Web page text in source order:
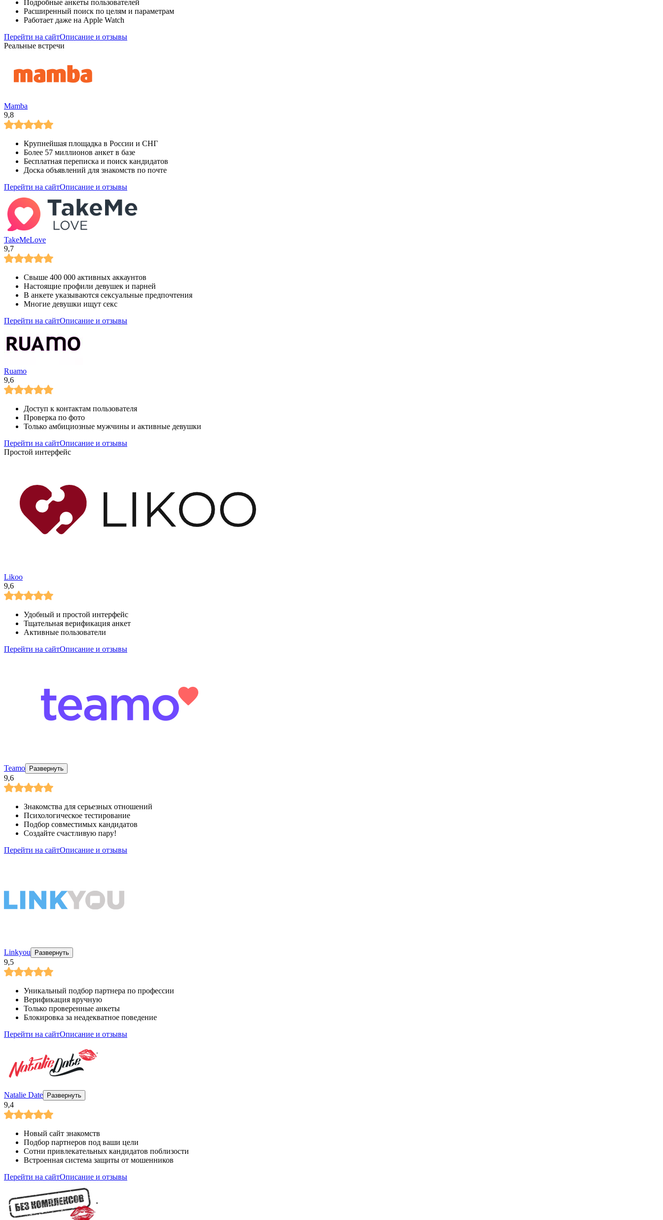
Подробные анкеты пользователей
Расширенный поиск по целям и параметрам
Работает даже на Apple Watch
Перейти на сайтОписание и отзывы
Реальные встречи
Mamba
9,8
Крупнейшая площадка в России и СНГ
Более 57 миллионов анкет в базе
Бесплатная переписка и поиск кандидатов
Доска объявлений для знакомств по почте
Перейти на сайтОписание и отзывы
TakeMeLove
9,7
Свыше 400 000 активных аккаунтов
Настоящие профили девушек и парней
В анкете указываются сексуальные предпочтения
Многие девушки ищут секс
Перейти на сайтОписание и отзывы
Ruamo
9,6
Доступ к контактам пользователя
Проверка по фото
Только амбициозные мужчины и активные девушки
Перейти на сайтОписание и отзывы
Простой интерфейс
Likoo
9,6
Удобный и простой интерфейс
Тщательная верификация анкет
Активные пользователи
Перейти на сайтОписание и отзывы
Teamo Развернуть
9,6
Знакомства для серьезных отношений
Психологическое тестирование
Подбор совместимых кандидатов
Создайте счастливую пару!
Перейти на сайтОписание и отзывы
Linkyou Развернуть
9,5
Уникальный подбор партнера по профессии
Верификация вручную
Только проверенные анкеты
Блокировка за неадекватное поведение
Перейти на сайтОписание и отзывы
Natalie Date Развернуть
9,4
Новый сайт знакомств
Подбор партнеров под ваши цели
Сотни привлекательных кандидатов поблизости
Встроенная система защиты от мошенников
Перейти на сайтОписание и отзывы